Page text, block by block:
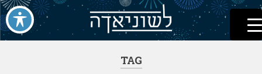
דלג
לתוכן
לשוניאדה
עברית. לשון. שפה
TAG